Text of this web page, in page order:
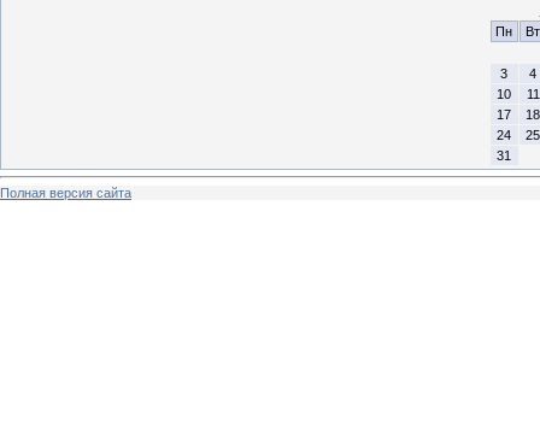
Пн
Вт
3
4
10
11
17
18
24
25
31
Полная версия сайта